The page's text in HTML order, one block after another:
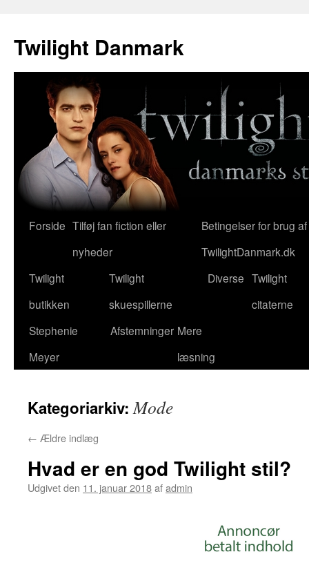
Twilight Danmark
Hop
indhold
Forside Tilføj fan fiction eller
nyheder
Betingelser for brug af
TwilightDanmark.dk
Twilight
butikken
Twilight
skuespillerne
Diverse Twilight
citaterne
Stephenie
Meyer
Afstemninger Mere
læsning
Kategoriarkiv:Mode
← Ældre indlæg
Hvad er en god Twilight stil?
Udgivet den 11. januar 2018afadmin